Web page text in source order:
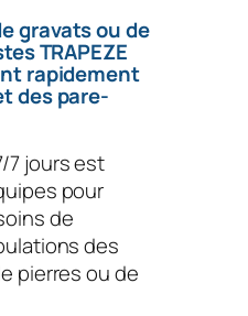
gravats ou de
TRAPEZE
rapidement
des pare-
7 jours est
pour
de
des
pierres ou de